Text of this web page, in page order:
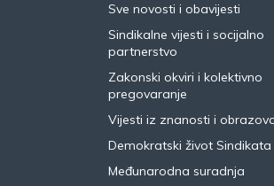
Sve novosti i obavijesti
Sindikalne vijesti i socijalno
partnerstvo
Zakonski okviri i kolektivno
pregovaranje
Vijesti iz znanosti i
Demokratski život Sindikata
Međunarodna suradnja